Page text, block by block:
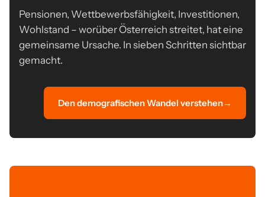
Pensionen, Wettbewerbsfähigkeit, Investitionen,
Wohlstand – worüber Österreich streitet, hat eine
gemeinsame Ursache. In sieben Schritten sichtbar
gemacht.
Den demografischen Wandel verstehen→